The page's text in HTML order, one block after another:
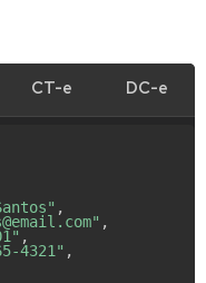
CT-e DC-e
,
,
,
4321" ,